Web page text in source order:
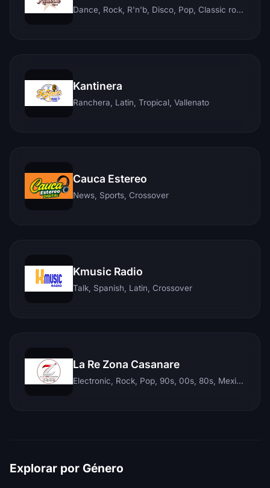
Dance, Rock, R'n'b, Disco, Pop, Classic rock, Techno, Reggae
Kantinera
Ranchera, Latin, Tropical, Vallenato
Cauca Estereo
News, Sports, Crossover
Kmusic Radio
Talk, Spanish, Latin, Crossover
La Re Zona Casanare
Electronic, Rock, Pop, 90s, 00s, 80s, Mexican, Ranchera, Reggaeton, Instrumental, Salsa, Merengue, Tropical, Romantic, Vallenato, Llanera
Explorar por Género